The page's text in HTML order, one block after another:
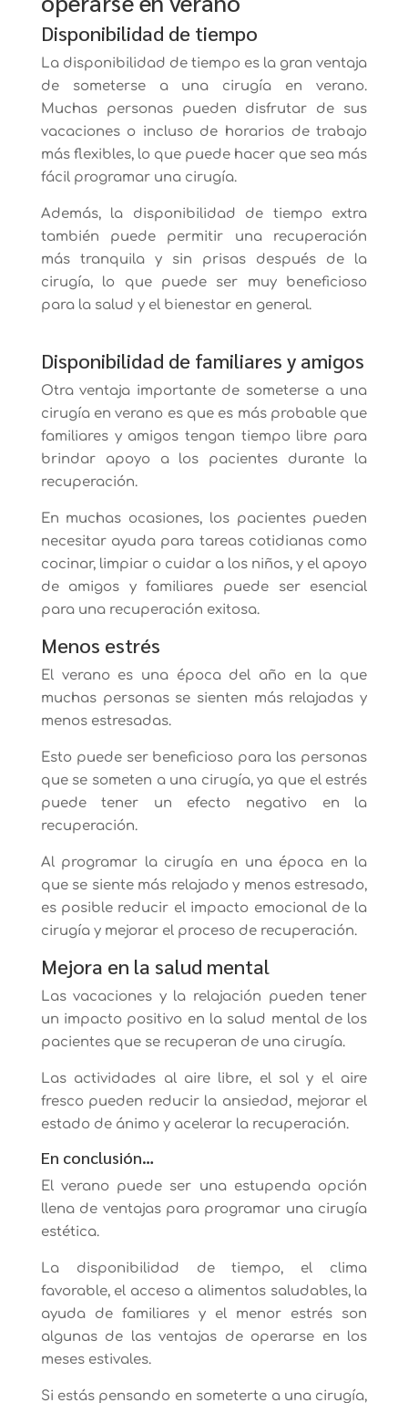
Disponibilidad de tiempo
La disponibilidad de tiempo es la gran ventaja
de someterse a una cirugía en verano.
Muchas personas pueden disfrutar de sus
vacaciones o incluso de horarios de trabajo
más flexibles, lo que puede hacer que sea más
fácil programar una cirugía.
Además, la disponibilidad de tiempo extra
también puede permitir una recuperación
más tranquila y sin prisas después de la
cirugía, lo que puede ser muy beneficioso
para la salud y el bienestar en general.
Disponibilidad de familiares y amigos
Otra ventaja importante de someterse a una
cirugía en verano es que es más probable que
familiares y amigos tengan tiempo libre para
brindar apoyo a los pacientes durante la
recuperación.
En muchas ocasiones, los pacientes pueden
necesitar ayuda para tareas cotidianas como
cocinar, limpiar o cuidar a los niños, y el apoyo
de amigos y familiares puede ser esencial
para una recuperación exitosa.
Menos estrés
El verano es una época del año en la que
muchas personas se sienten más relajadas y
menos estresadas.
Esto puede ser beneficioso para las personas
que se someten a una cirugía, ya que el estrés
puede tener un efecto negativo en la
recuperación.
Al programar la cirugía en una época en la
que se siente más relajado y menos estresado,
es posible reducir el impacto emocional de la
cirugía y mejorar el proceso de recuperación.
Mejora en la salud mental
Las vacaciones y la relajación pueden tener
un impacto positivo en la salud mental de los
pacientes que se recuperan de una cirugía.
Las actividades al aire libre, el sol y el aire
fresco pueden reducir la ansiedad, mejorar el
estado de ánimo y acelerar la recuperación.
En conclusión…
El verano puede ser una estupenda opción
llena de ventajas para programar una cirugía
estética.
La disponibilidad de tiempo, el clima
favorable, el acceso a alimentos saludables, la
ayuda de familiares y el menor estrés son
algunas de las ventajas de operarse en los
meses estivales.
Si estás pensando en someterte a una cirugía,